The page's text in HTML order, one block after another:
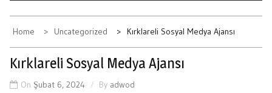
Home Uncategorized Kırklareli Sosyal Medya Ajansı
Kırklareli Sosyal Medya Ajansı
On Şubat 6, 2024 By adwod